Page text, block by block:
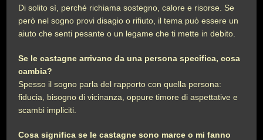
Di solito sì, perché richiama sostegno, calore e risorse. Se
però nel sogno provi disagio o rifiuto, il tema può essere un
aiuto che senti pesante o un legame che ti mette in debito.
Se le castagne arrivano da una persona specifica, cosa
cambia?
Spesso il sogno parla del rapporto con quella persona:
fiducia, bisogno di vicinanza, oppure timore di aspettative e
scambi impliciti.
Cosa significa se le castagne sono marce o mi fanno